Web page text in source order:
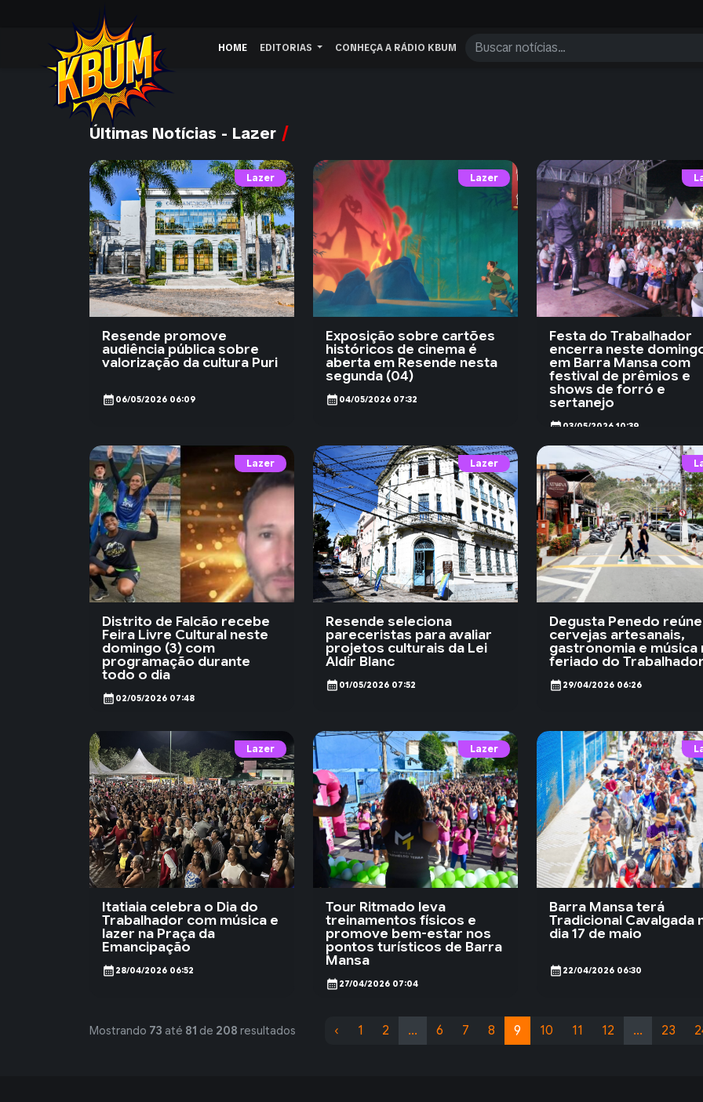
HOME EDITORIAS CONHEÇA A RÁDIO KBUM
Últimas Notícias - Lazer
Lazer
Resende promove
audiência pública sobre
valorização da cultura Puri
calendar_month 06/05/2026 06:09
Lazer
Exposição sobre cartões
históricos de cinema é
aberta em Resende nesta
segunda (04)
calendar_month 04/05/2026 07:32
Festa do Trabalhador
encerra neste
em Barra Mansa com
festival de prêmios e
shows de forró e
sertanejo
calendar_month 03/05/2026 10:39
Lazer
Distrito de Falcão recebe
Feira Livre Cultural neste
domingo (3) com
programação durante
todo o dia
calendar_month 02/05/2026 07:48
Lazer
Resende seleciona
pareceristas para avaliar
projetos culturais da Lei
Aldir Blanc
calendar_month 01/05/2026 07:52
Degusta Penedo reúne
cervejas artesanais,
gastronomia e música
feriado do Trabalhador
calendar_month 29/04/2026 06:26
Lazer
Itatiaia celebra o Dia do
Trabalhador com música e
lazer na Praça da
Emancipação
calendar_month 28/04/2026 06:52
Lazer
Tour Ritmado leva
treinamentos físicos e
promove bem-estar nos
pontos turísticos de Barra
Mansa
calendar_month 27/04/2026 07:04
Barra Mansa terá
Tradicional Cavalgada
dia 17 de maio
calendar_month 22/04/2026 06:30
Mostrando 73 até 81 de 208 resultados ‹ 1 2 ... 6 7 8 9 10 11 12 ... 23